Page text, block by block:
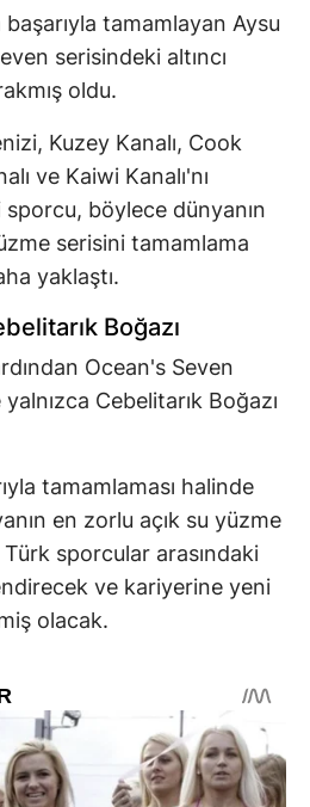
başarıyla tamamlayan Aysu
serisindeki altıncı
oldu.
Kuzey Kanalı, Cook
ve Kaiwi Kanalı'nı
sporcu, böylece dünyanın
serisini tamamlama
yaklaştı.
Boğazı
Ocean's Seven
Cebelitarık Boğazı
tamamlaması halinde
en zorlu açık su yüzme
sporcular arasındaki
ve kariyerine yeni
olacak.